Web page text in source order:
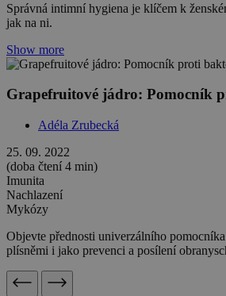
Správná intimní hygiena je klíčem k
jak na ni.
Show more
Grapefruitové jádro: Pomocník
Adéla Zrubecká
25. 09. 2022
(doba čtení 4 min)
Imunita
Nachlazení
Mykózy
Objevte přednosti univerzálního
plísněmi i jako prevenci a posílení